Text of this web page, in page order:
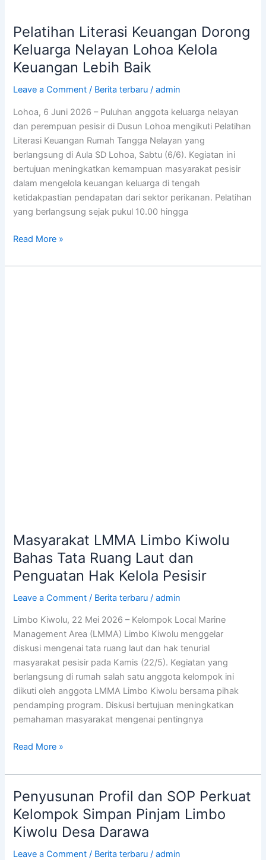
Pelatihan Literasi Keuangan Dorong
Keluarga Nelayan Lohoa Kelola
Keuangan Lebih Baik
Leave a Comment / Berita terbaru /admin
Lohoa, 6 Juni 2026 – Puluhan anggota keluarga nelayan
dan perempuan pesisir di Dusun Lohoa mengikuti Pelatihan
Literasi Keuangan Rumah Tangga Nelayan yang
berlangsung di Aula SD Lohoa, Sabtu (6/6). Kegiatan ini
bertujuan meningkatkan kemampuan masyarakat pesisir
dalam mengelola keuangan keluarga di tengah
ketidakpastian pendapatan dari sektor perikanan. Pelatihan
yang berlangsung sejak pukul 10.00 hingga
Read More »
Masyarakat LMMA Limbo Kiwolu
Bahas Tata Ruang Laut dan
Penguatan Hak Kelola Pesisir
Leave a Comment / Berita terbaru /admin
Limbo Kiwolu, 22 Mei 2026 – Kelompok Local Marine
Management Area (LMMA) Limbo Kiwolu menggelar
diskusi mengenai tata ruang laut dan hak tenurial
masyarakat pesisir pada Kamis (22/5). Kegiatan yang
berlangsung di rumah salah satu anggota kelompok ini
diikuti oleh anggota LMMA Limbo Kiwolu bersama pihak
pendamping program. Diskusi bertujuan meningkatkan
pemahaman masyarakat mengenai pentingnya
Read More »
Penyusunan Profil dan SOP Perkuat
Kelompok Simpan Pinjam Limbo
Kiwolu Desa Darawa
Leave a Comment / Berita terbaru /admin
Penyusunan
Profil
dan
SOP
Perkuat